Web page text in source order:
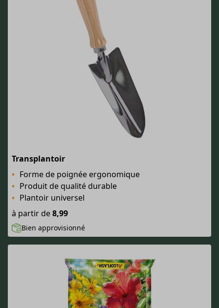
Transplantoir
Forme de poignée ergonomique
Produit de qualité durable
Plantoir universel
à partir de8,99
Bien approvisionné